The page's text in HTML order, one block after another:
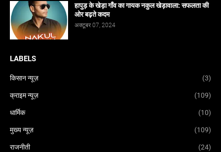
हापुड़ के खेड़ा गाँव का गायक नकुल खेड़ावाला: सफलता की
ओर बढ़ते कदम
अक्टूबर 07, 2024
LABELS
किसान न्यूज़ (3)
क्राइम न्यूज़ (109)
धार्मिक (10)
मुख्य न्यूज़ (109)
राजनीती (24)